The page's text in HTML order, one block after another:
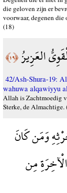
die geloven zijn er
voorwaar, degenen
(18)
العَزِيزُ﴿١٩﴾
42/Ash-Shura-19:
wahuwa alqawiyyu
Allah is Zachtmoedig
Sterke, de Almachtige.
وَمَن كَانَ
مِن